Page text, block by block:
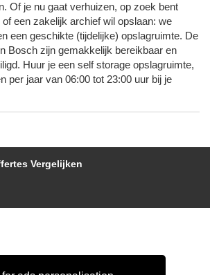
Of je nu gaat verhuizen, op zoek bent
of een zakelijk archief wil opslaan: we
een geschikte (tijdelijke) opslagruimte. De
Bosch zijn gemakkelijk bereikbaar en
Huur je een self storage opslagruimte,
per jaar van 06:00 tot 23:00 uur bij je
Vergelijken